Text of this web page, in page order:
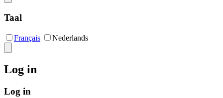
Taal
Français Nederlands
Log in
Log in